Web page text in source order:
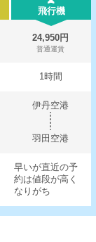
飛行機
24,950円
普通運賃
1時間
伊丹空港
羽田空港
早いが直近の予
約は値段が高く
なりがち